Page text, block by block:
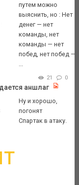
путем можно
выяснить, но : Нет
денег — нет
команды, нет
команды — нет
побед, нет побед —
21 0
аншлаг
Ну и хорошо,
погонят
Спартак в атаку.